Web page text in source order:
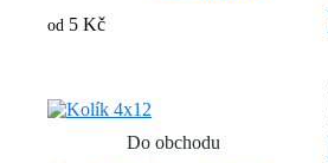
od 5 Kč
Do obchodu